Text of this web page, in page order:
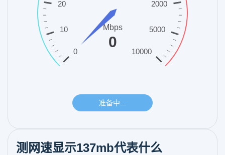
测网速显示137mb代表什么